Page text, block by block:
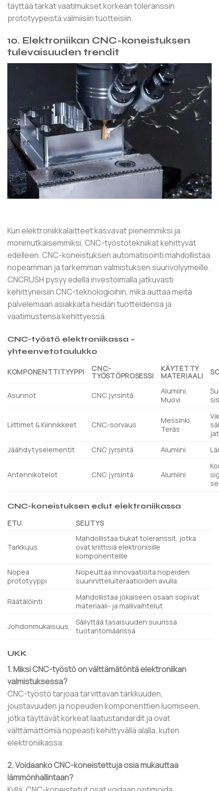
täyttää tarkat vaatimukset korkean toleranssin
prototyypeistä valmiisiin tuotteisiin.
10. Elektroniikan CNC-koneistuksen
tulevaisuuden trendit
Kun elektroniikkalaitteet kasvavat pienemmiksi ja
monimutkaisemmiksi, CNC-työstötekniikat kehittyvät
edelleen. CNC-koneistuksen automatisointi mahdollistaa
nopeamman ja tarkemman valmistuksen suurivolyymeille.
CNCRUSH pysyy edellä investoimalla jatkuvasti
kehittyneisiin CNC-teknologioihin, mikä auttaa meitä
palvelemaan asiakkaita heidän tuotteidensa ja
vaatimustensa kehittyessä.
CNC-työstö elektroniikassa –
yhteenvetotaulukko
KOMPONENTTITYYPPI CNC-
TYÖSTÖPROSESSI
KÄYTETTY
MATERIAALI
Asunnot CNC jyrsintä
Alumiini,
Muovi
Liittimet & Kiinnikkeet CNC-sorvaus
Messinki,
Teräs
Jäähdytyselementit
CNC jyrsintä Alumiini
Antennikotelot CNC jyrsintä Alumiini
CNC-koneistuksen edut elektroniikassa
ETU
SELITYS
Tarkkuus
Mahdollistaa tiukat toleranssit, jotka
ovat kriittisiä elektronisille
komponenteille
Nopea
prototyyppi
Nopeuttaa innovaatioita nopeiden
suunnitteluiteraatioiden avulla
Räätälöinti
Mahdollistaa jokaiseen osaan sopivat
materiaali- ja mallivaihtelut
Johdonmukaisuus
Säilyttää tasaisuuden suurissa
tuotantomäärissä
UKK
1. Miksi CNC-työstö on välttämätöntä elektroniikan
valmistuksessa?
CNC-työstö tarjoaa tarvittavan tarkkuuden,
joustavuuden ja nopeuden komponenttien luomiseen,
jotka täyttävät korkeat laatustandardit ja ovat
välttämättömiä nopeasti kehittyvällä alalla, kuten
elektroniikassa.
2. Voidaanko CNC-koneistettuja osia mukauttaa
lämmönhallintaan?